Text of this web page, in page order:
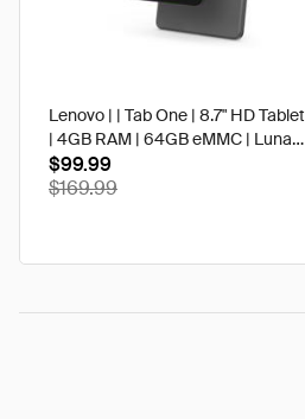
Lenovo | | Tab One | 8.7" HD Tablet
| 4GB RAM | 64GB eMMC | Luna
Grey | Best Buy
$99.99
$169.99